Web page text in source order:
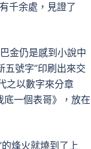
千余處，見證了
金仍是感到小說中
五號字”印刷出來交
之以數字來分章
一個表哥》，放在
烽火就燒到了上